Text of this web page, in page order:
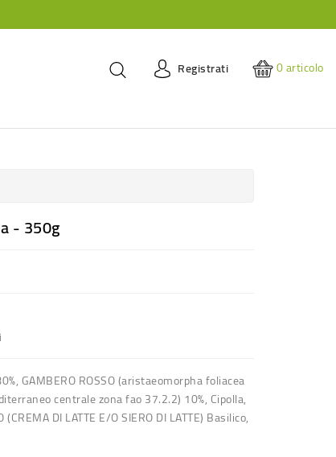
Registrati 0articolo
- 350g
GAMBERO ROSSO (aristaeomorpha foliacea
centrale zona fao 37.2.2) 10%, Cipolla,
DI LATTE E/O SIERO DI LATTE) Basilico,